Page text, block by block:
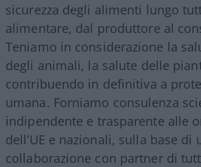
sicurezza degli alimenti lungo
alimentare, dal produttore al
Teniamo in considerazione la
degli animali, la salute delle
contribuendo in definitiva a
umana. Forniamo consulenza
indipendente e trasparente alle
dell’UE e nazionali, sulla base di
collaborazione con partner di